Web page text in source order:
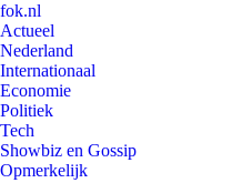
fok.nl
Actueel
Nederland
Internationaal
Economie
Politiek
Tech
Showbiz en Gossip
Opmerkelijk